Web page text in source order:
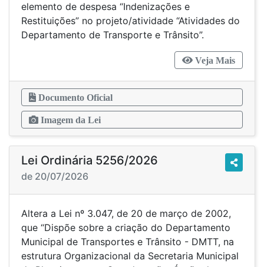
elemento de despesa “Indenizações e
Restituições” no projeto/atividade “Atividades do
Departamento de Transporte e Trânsito”.
Veja Mais
Documento Oficial
Imagem da Lei
Lei Ordinária 5256/2026
de 20/07/2026
Altera a Lei nº 3.047, de 20 de março de 2002,
que “Dispõe sobre a criação do Departamento
Municipal de Transportes e Trânsito - DMTT, na
estrutura Organizacional da Secretaria Municipal